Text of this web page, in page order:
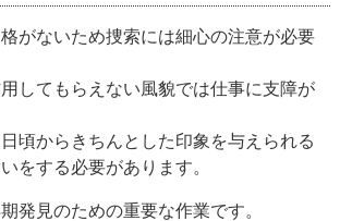
がないため捜索には細心の注意が必要
してもらえない風貌では仕事に支障が
頃からきちんとした印象を与えられる
をする必要があります。
発見のための重要な作業です。